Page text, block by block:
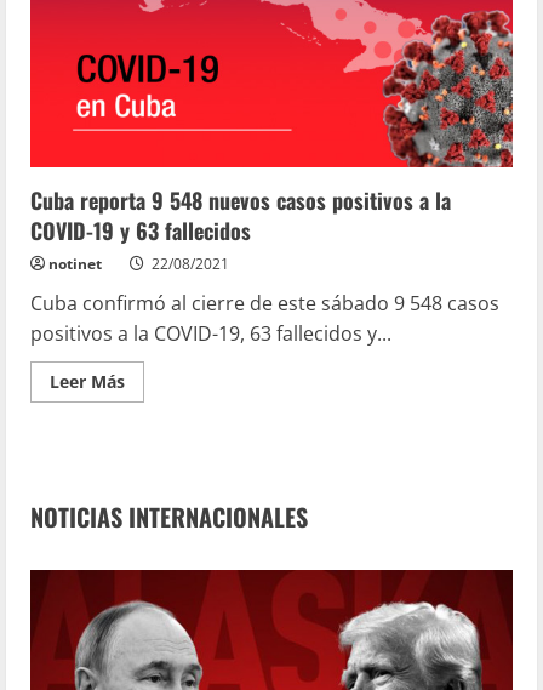
Cuba reporta 9 548 nuevos casos positivos a la
COVID-19 y 63 fallecidos
notinet 22/08/2021
Cuba confirmó al cierre de este sábado 9 548 casos
positivos a la COVID-19, 63 fallecidos y...
Leer Más
NOTICIAS INTERNACIONALES